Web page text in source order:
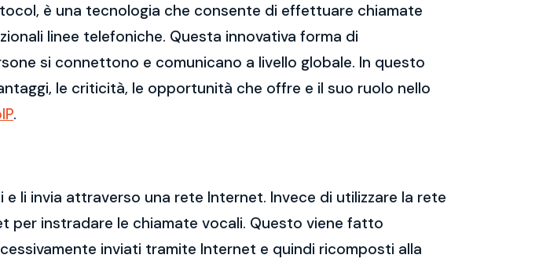
è una tecnologia che consente di effettuare chiamate
linee telefoniche. Questa innovativa forma di
si connettono e comunicano a livello globale. In questo
le criticità, le opportunità che offre e il suo ruolo nello
.
li invia attraverso una rete Internet. Invece di utilizzare la rete
per instradare le chiamate vocali. Questo viene fatto
inviati tramite Internet e quindi ricomposti alla